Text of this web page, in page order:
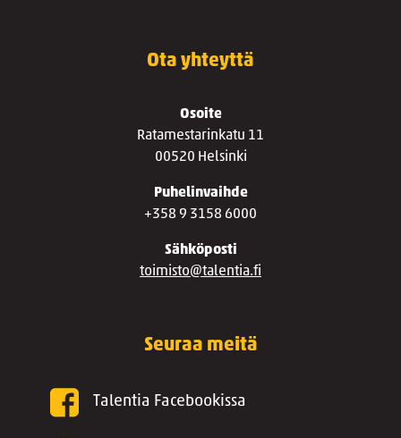
Ota yhteyttä
Osoite
Ratamestarinkatu 11
00520 Helsinki
Puhelinvaihde
+358 9 3158 6000
Sähköposti
toimisto@talentia.fi
Seuraa meitä
Talentia Facebookissa